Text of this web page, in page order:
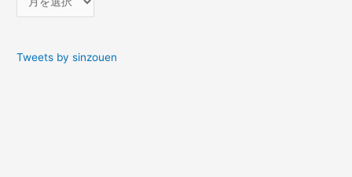
Tweets by sinzouen